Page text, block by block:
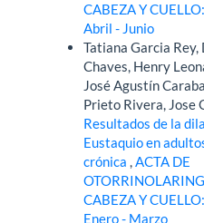
CABEZA Y
Abril - Junio
Tatiana Garcia
Chaves, Henry
José Agustín
Prieto Rivera, Jose
Resultados de la
Eustaquio en
crónica,ACTA DE
CABEZA Y
Enero - Marzo